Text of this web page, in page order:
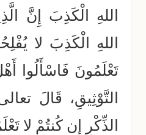
اللهِ الْكَذِبَ إِنَّ
اللهِ الْكَذِبَ لا
تَعْلَمُونَ فَاسْأَلُوا
التَّوْثِيقِ، قَالَ
الذِّكْرِ إِن كُنتُمْ لا